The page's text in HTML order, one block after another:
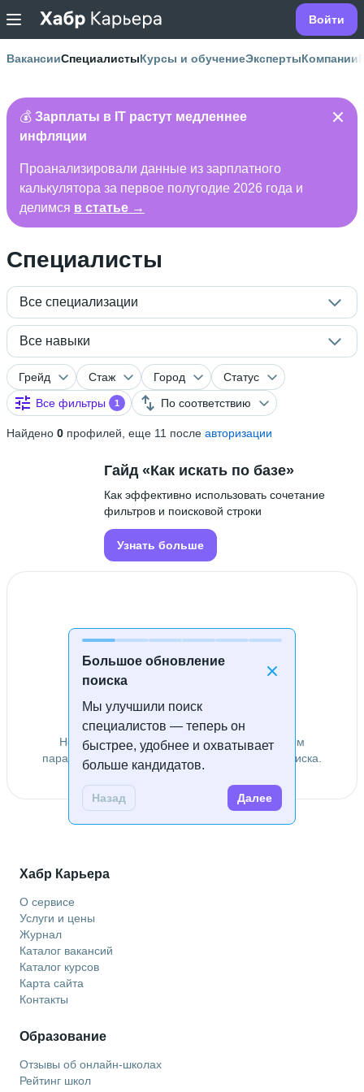
Войти
ВакансииСпециалистыКурсы и обучениеЭкспертыКомпании
💰 Зарплаты в IT растут медленнее
инфляции
Проанализировали данные из зарплатного
калькулятора за первое полугодие 2026 года и
делимся в статье →
Специалисты
Все специализации
Все навыки
Грейд Стаж Город
Статус
Все фильтры
1 По соответствию
Найдено 0 профилей, еще 11 после авторизации
Большое обновление
поиска
Мы улучшили поиск
специалистов — теперь он
быстрее, удобнее и охватывает
больше кандидатов.
Назад Далее
Гайд «Как искать по базе»
Как эффективно использовать сочетание
фильтров и поисковой строки
Узнать больше
Специалисты не найдены
Не удалось найти специалистов по заданным
параметрам. Попробуйте изменить условия поиска.
Хабр Карьера
О сервисе
Услуги и цены
Журнал
Каталог вакансий
Каталог курсов
Карта сайта
Контакты
Образование
Отзывы об онлайн-школах
Рейтинг школ